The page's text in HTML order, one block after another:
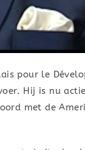
pour le
Hij is nu
met de